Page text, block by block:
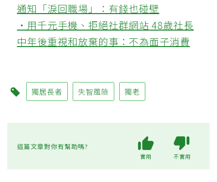
通知「淚回職場」：有錢也碰壁
‧用千元手機、拒絕社群網站 48歲社長
中年後重視和放棄的事：不為面子消費
獨居長者 失智風險 獨老
這篇文章對你有幫助嗎?
實用 不實用